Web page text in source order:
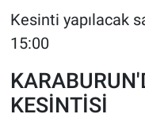
Kesinti yapılacak
15:00
KESİNTİSİ